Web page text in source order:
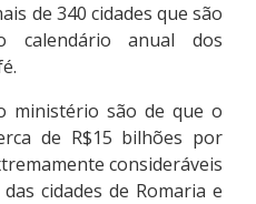
de 340 cidades que são
calendário anual dos
ministério são de que o
de R$15 bilhões por
consideráveis
cidades de Romaria e